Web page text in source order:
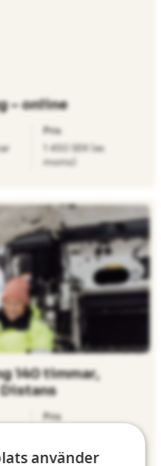
– online
Pris
1 450 SEK (ex.
moms)
140 timmar,
Pris
använder